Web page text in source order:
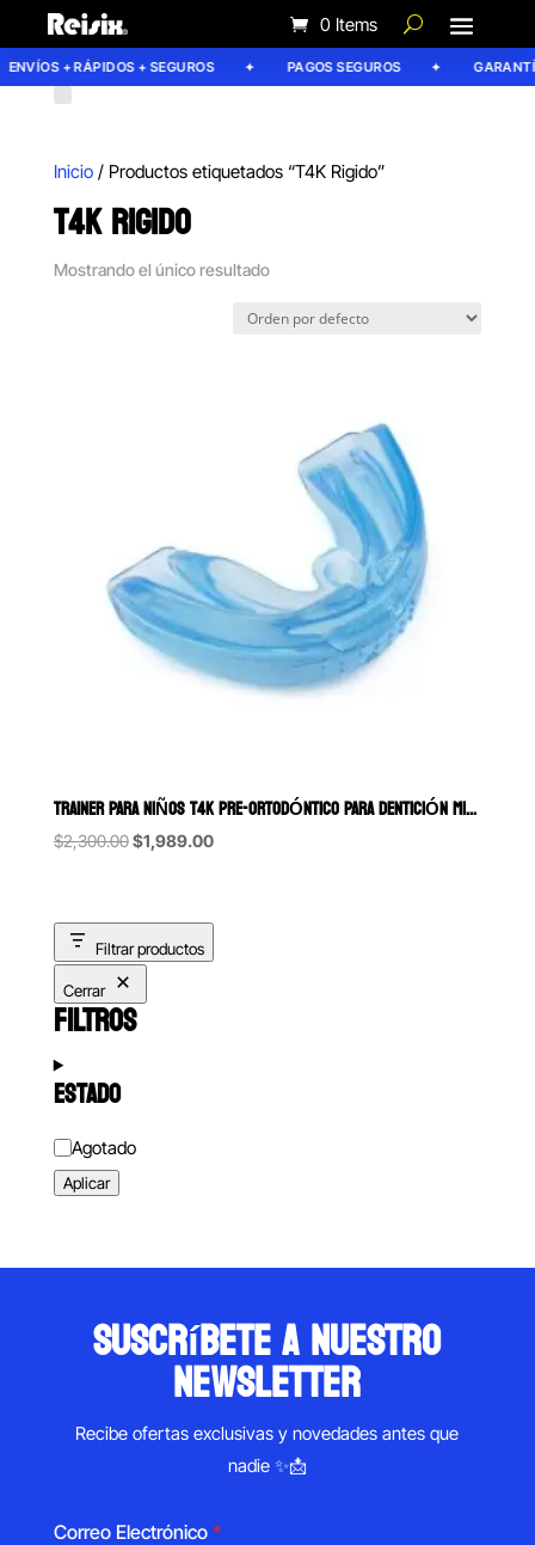
0 Items
ENVÍOS + RÁPIDOS + SEGUROS PAGOS SEGUROS
Inicio/ Productos etiquetados “T4K Rigido”
T4K RIGIDO
Mostrando el único resultado
TRAINER PARA NIÑOS T4K PRE-ORTODÓNTICO PARA DENTICIÓN MIXTA
$2,300.00Original
$2,300.00.
$1,989.00Current
$1,989.00.
Filtrar productos
Cerrar
FILTROS
ESTADO
Estado
Agotado
Aplicar
suscríbete a nuestro
newsletter
Recibe ofertas exclusivas y novedades antes que
nadie ✨📩
Correo Electrónico *